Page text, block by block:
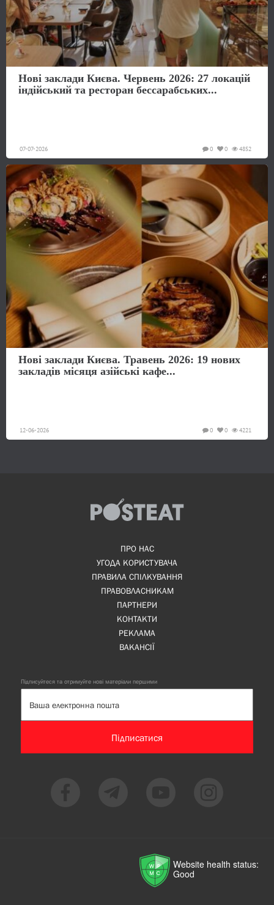
Нові заклади Києва. Червень 2026: 27 локацій
індійський та ресторан бессарабських...
07-07-2026 4852
0
0
Нові заклади Києва. Травень 2026: 19 нових
закладів місяця азійські кафе...
12-06-2026 4221
0
0
ПРО НАС
УГОДА КОРИСТУВАЧА
ПРАВИЛА СПІЛКУВАННЯ
ПРАВОВЛАСНИКАМ
ПАРТНЕРИ
КОНТАКТИ
РЕКЛАМА
ВАКАНСІЇ
Підписуйтеся та отримуйте нові матеріали першими
Підписатися
Website health status:
Good